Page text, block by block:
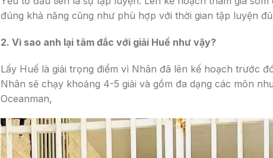
đúng khả năng cũng như phù hợp với thời gian tập luyện
2. Vì sao anh lại tâm đắc với giải Huế như vậy?
Lấy Huế là giải trọng điểm vì Nhân đã lên kế hoạch trước
Nhân sẽ chạy khoảng 4-5 giải và gồm đa dạng các môn
Oceanman,